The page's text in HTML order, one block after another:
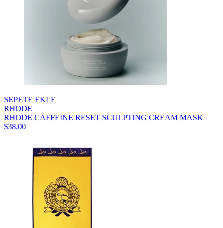
SEPETE EKLE
RHODE
RHODE CAFFEINE RESET SCULPTING CREAM MASK
$38,00